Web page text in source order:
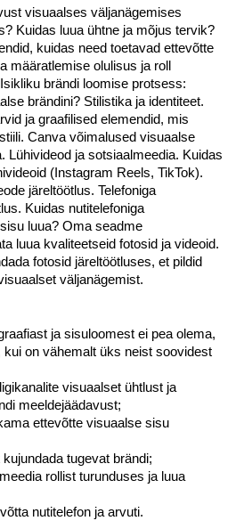
visuaalses väljanägemises
Kuidas luua ühtne ja mõjus tervik?
kuidas need toetavad ettevõtte
määratlemise olulisus ja roll
brändi loomise protsess:
brändini? Stilistika ja identiteet.
ja graafilised elemendid, mis
Canva võimalused visuaalse
Lühivideod ja sotsiaalmeedia. Kuidas
(Instagram Reels, TikTok).
järeltöötlus. Telefoniga
Kuidas nutitelefoniga
luua? Oma seadme
luua kvaliteetseid fotosid ja videoid.
fotosid järeltöötluses, et pildid
väljanägemist.
ja sisuloomest ei pea olema,
kui on vähemalt üks neist soovidest
visuaalset ühtlust ja
meeldejäädavust;
ettevõtte visuaalse sisu
tugevat brändi;
rollist turunduses ja luua
nutitelefon ja arvuti.